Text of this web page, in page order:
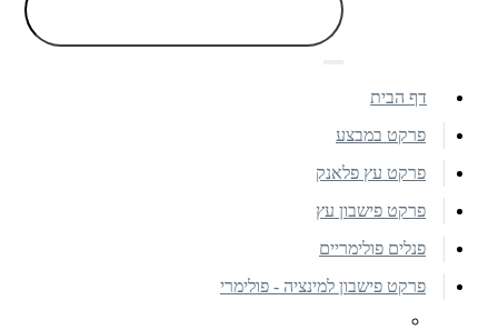
דף הבית
פרקט במבצע
פרקט עץ פלאנק
פרקט פישבון עץ
פנלים פולימריים
פרקט פישבון למינציה - פולימרי